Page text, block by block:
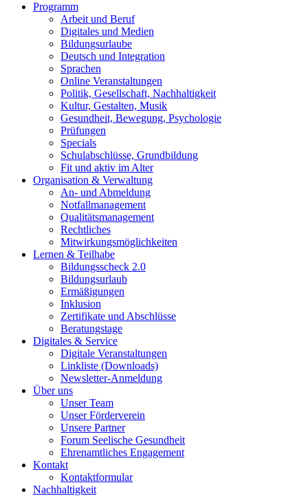
Programm
Arbeit und Beruf
Digitales und Medien
Bildungsurlaube
Deutsch und Integration
Sprachen
Online Veranstaltungen
Politik, Gesellschaft, Nachhaltigkeit
Kultur, Gestalten, Musik
Gesundheit, Bewegung, Psychologie
Prüfungen
Specials
Schulabschlüsse, Grundbildung
Fit und aktiv im Alter
Organisation & Verwaltung
An- und Abmeldung
Notfallmanagement
Qualitätsmanagement
Rechtliches
Mitwirkungsmöglichkeiten
Lernen & Teilhabe
Bildungsscheck 2.0
Bildungsurlaub
Ermäßigungen
Inklusion
Zertifikate und Abschlüsse
Beratungstage
Digitales & Service
Digitale Veranstaltungen
Linkliste (Downloads)
Newsletter-Anmeldung
Über uns
Unser Team
Unser Förderverein
Unsere Partner
Forum Seelische Gesundheit
Ehrenamtliches Engagement
Kontakt
Kontaktformular
Nachhaltigkeit